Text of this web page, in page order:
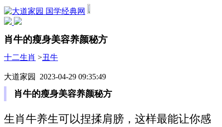
国学经典网
肖牛的瘦身美容养颜秘方
十二生肖 >丑牛
大道家园 2023-04-29 09:35:49
肖牛的瘦身美容养颜秘方
生肖牛养生可以捏揉肩膀，这样最能让你感